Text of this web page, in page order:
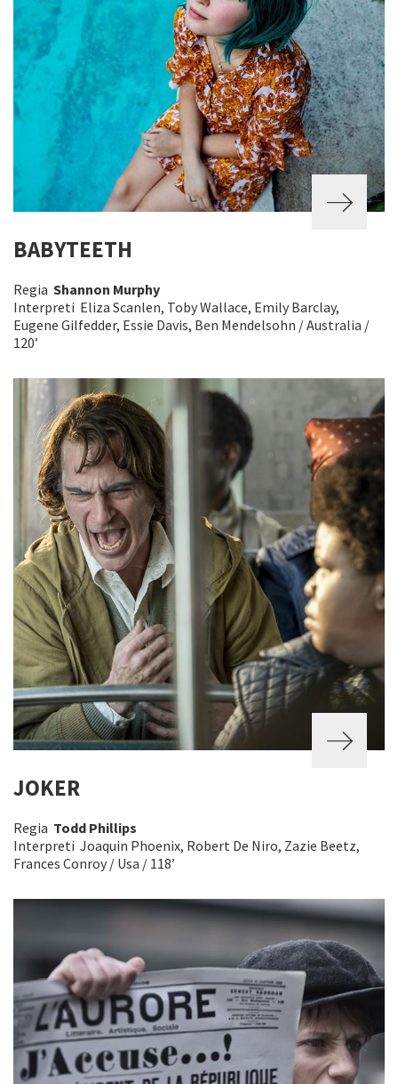
BABYTEETH
Regia Shannon Murphy
Interpreti Eliza Scanlen, Toby Wallace, Emily Barclay,
Eugene Gilfedder, Essie Davis, Ben Mendelsohn / Australia /
120’
JOKER
Regia Todd Phillips
Interpreti Joaquin Phoenix, Robert De Niro, Zazie Beetz,
Frances Conroy / Usa / 118’